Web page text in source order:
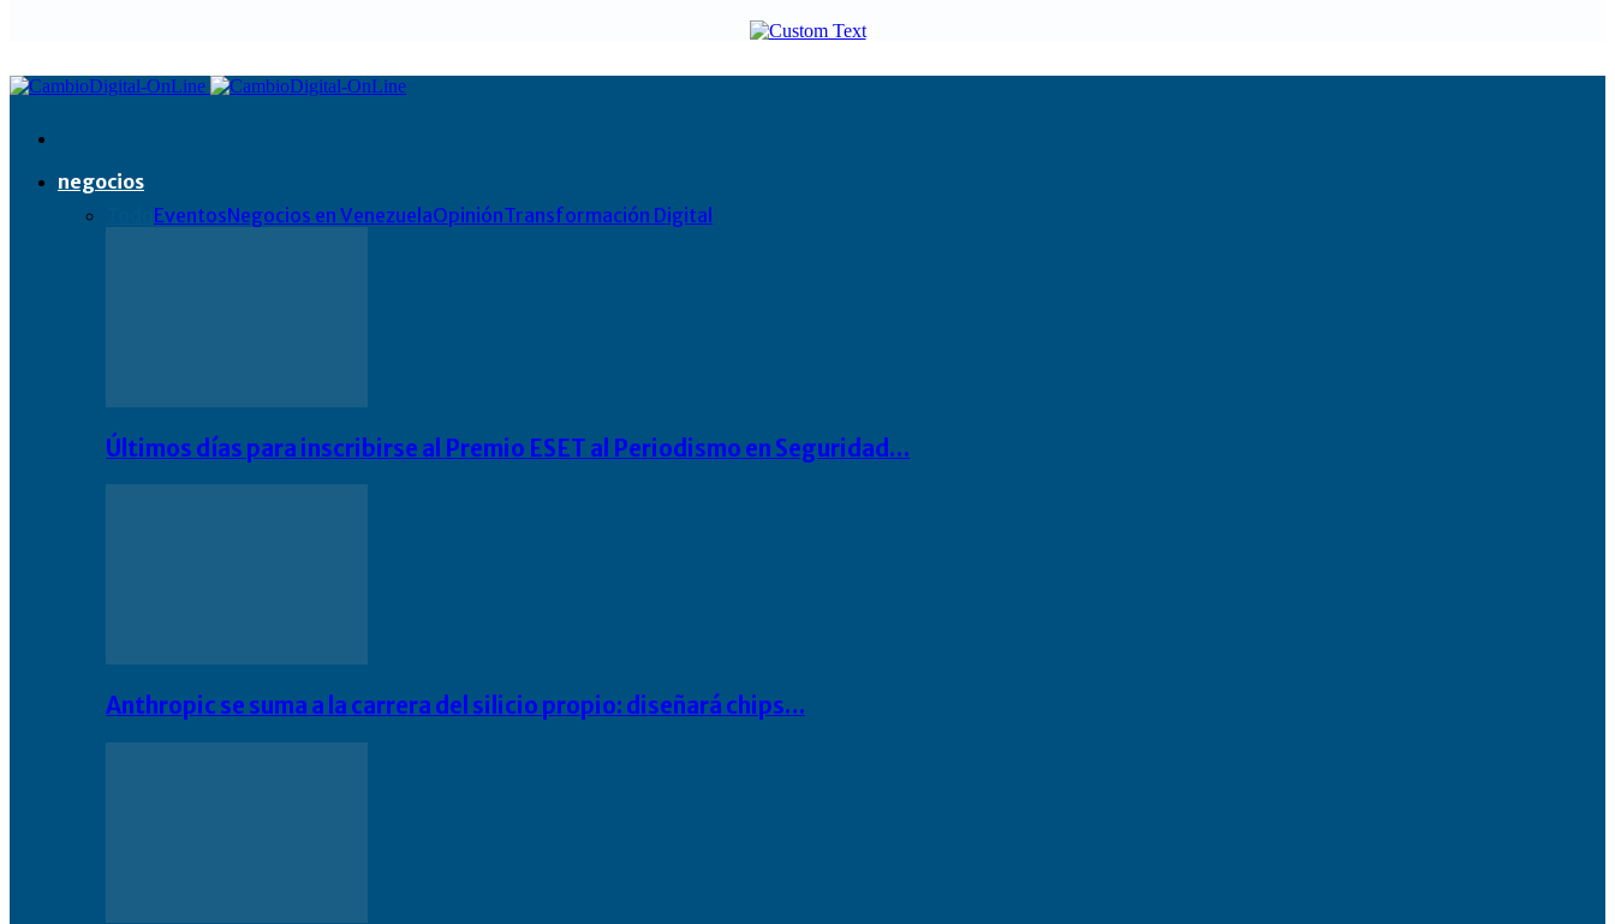
negocios
EventosNegocios en VenezuelaOpiniónTransformación Digital
Últimos días para inscribirse al Premio ESET al Periodismo en Seguridad…
Anthropic se suma a la carrera del silicio propio: diseñará chips…